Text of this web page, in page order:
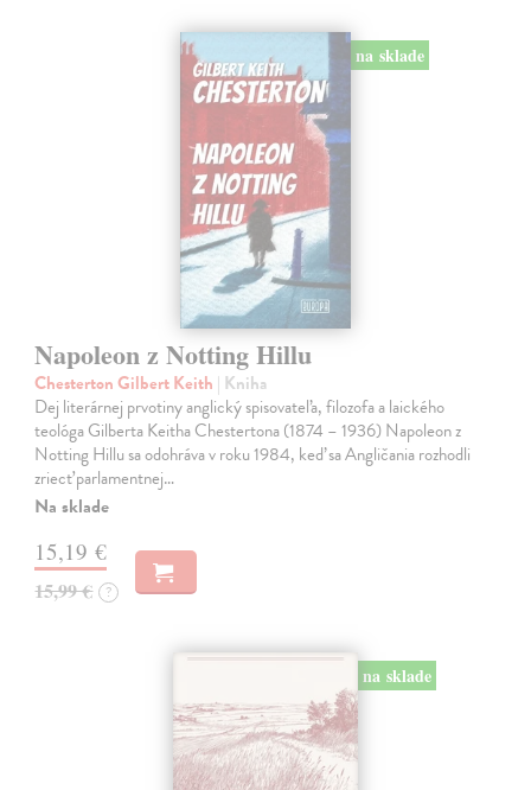
na sklade
Napoleon z Notting Hillu
Chesterton Gilbert Keith | Kniha
Dej literárnej prvotiny anglický spisovateľa, filozofa a laického
teológa Gilberta Keitha Chestertona (1874 – 1936) Napoleon z
Notting Hillu sa odohráva v roku 1984, keď sa Angličania rozhodli
zriecť parlamentnej…
Na sklade
15,19 €
15,99 € ?
na sklade